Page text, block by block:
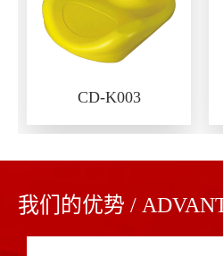
CD-K003
我们的优势 /